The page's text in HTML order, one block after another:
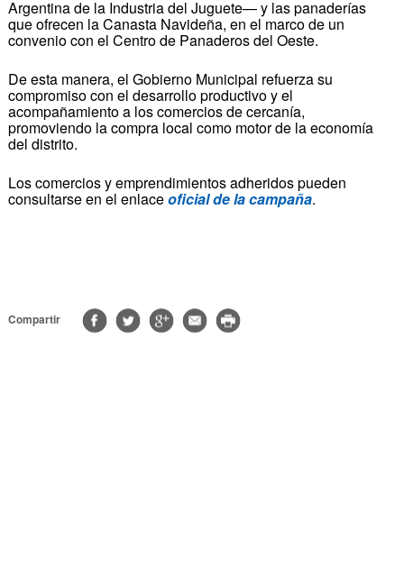
Argentina de la Industria del Juguete— y las panaderías
que ofrecen la Canasta Navideña, en el marco de un
convenio con el Centro de Panaderos del Oeste.
De esta manera, el Gobierno Municipal refuerza su
compromiso con el desarrollo productivo y el
acompañamiento a los comercios de cercanía,
promoviendo la compra local como motor de la economía
del distrito.
Los comercios y emprendimientos adheridos pueden
consultarse en el enlaceoficial de la campaña.
Compartir